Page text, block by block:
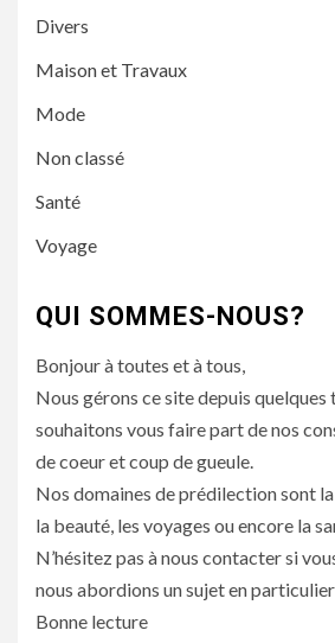
Divers
Maison et Travaux
Mode
Non classé
Santé
Voyage
QUI SOMMES-NOUS?
Bonjour à toutes et à tous,
Nous gérons ce site depuis quelques
souhaitons vous faire part de nos
de coeur et coup de gueule.
Nos domaines de prédilection sont
la beauté, les voyages ou encore la
N’hésitez pas à nous contacter si
nous abordions un sujet en
Bonne lecture